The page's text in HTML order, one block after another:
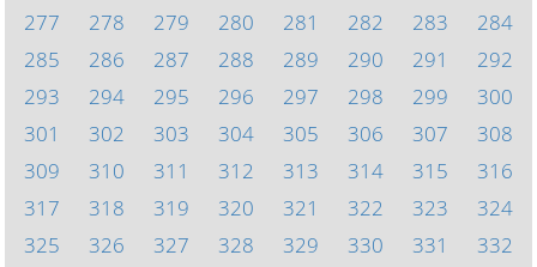
277
278 279 280 281 282 283
284
285
286 287 288 289 290 291
292
293
294 295 296 297 298 299
300
301
302 303 304 305 306 307
308
309
310 311 312 313 314 315
316
317
318 319 320 321 322 323
324
325
326 327 328 329 330 331
332